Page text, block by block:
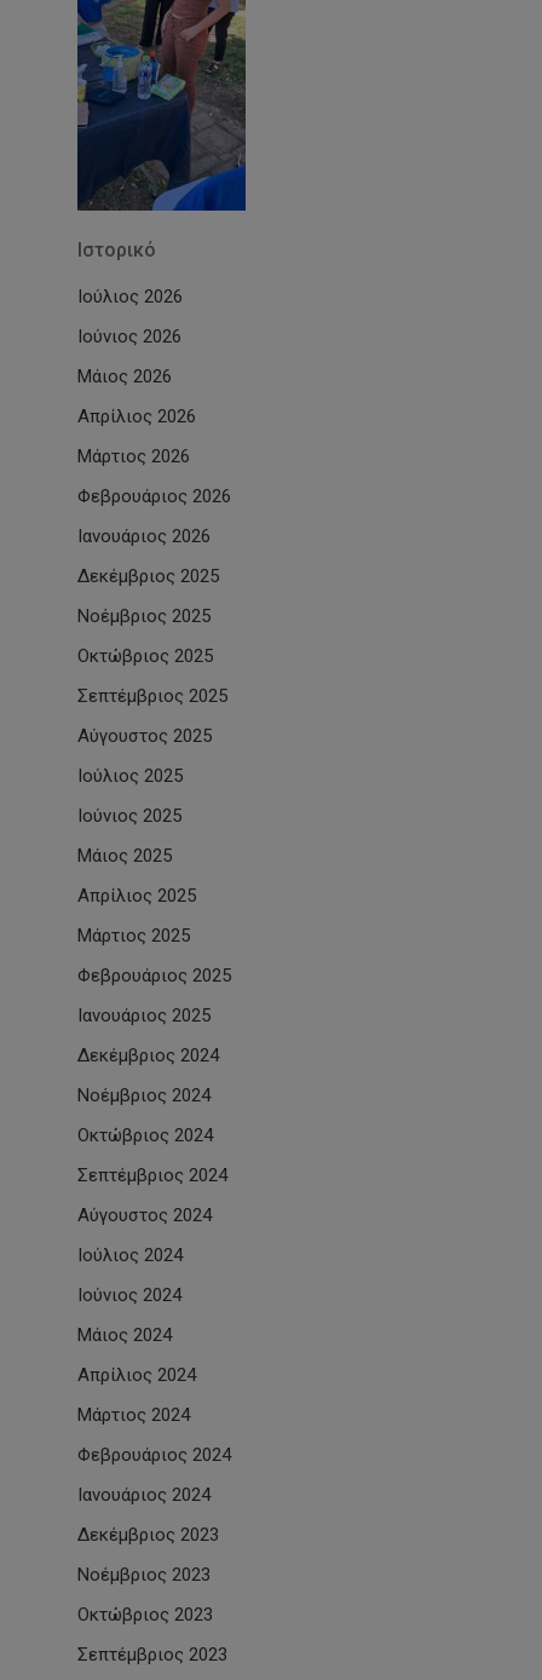
Ιστορικό
Ιούλιος 2026
Ιούνιος 2026
Μάιος 2026
Απρίλιος 2026
Μάρτιος 2026
Φεβρουάριος 2026
Ιανουάριος 2026
Δεκέμβριος 2025
Νοέμβριος 2025
Οκτώβριος 2025
Σεπτέμβριος 2025
Αύγουστος 2025
Ιούλιος 2025
Ιούνιος 2025
Μάιος 2025
Απρίλιος 2025
Μάρτιος 2025
Φεβρουάριος 2025
Ιανουάριος 2025
Δεκέμβριος 2024
Νοέμβριος 2024
Οκτώβριος 2024
Σεπτέμβριος 2024
Αύγουστος 2024
Ιούλιος 2024
Ιούνιος 2024
Μάιος 2024
Απρίλιος 2024
Μάρτιος 2024
Φεβρουάριος 2024
Ιανουάριος 2024
Δεκέμβριος 2023
Νοέμβριος 2023
Οκτώβριος 2023
Σεπτέμβριος 2023